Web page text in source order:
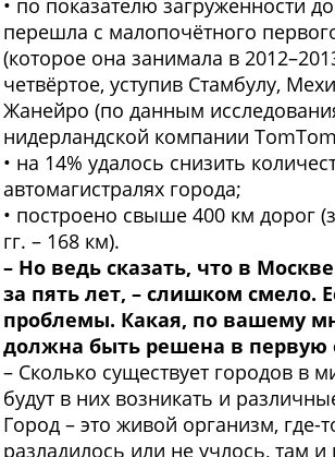
перешла с малопочётного
(которое она занимала в
четвёртое, уступив Стамбулу,
Жанейро (по данным
нидерландской компании
• на 14% удалось снизить
автомагистралях города;
• построено свыше 400 км дорог
гг. – 168 км).
– Но ведь сказать, что в
за пять лет, – слишком смело.
проблемы. Какая, по вашему
должна быть решена в первую
– Сколько существует городов в
будут в них возникать и
Город – это живой организм, где-
разладилось или не учлось, там